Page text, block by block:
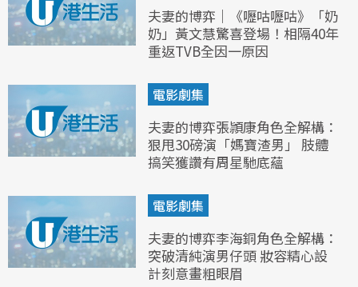
夫妻的博弈｜《嚦咕嚦咕》「奶
奶」黃文慧驚喜登場！相隔40年
重返TVB全因一原因
電影劇集
夫妻的博弈張頴康角色全解構：
狠甩30磅演「媽寶渣男」 肢體
搞笑獲讚有周星馳底蘊
電影劇集
夫妻的博弈李海銅角色全解構：
突破清純演男仔頭 妝容精心設
計刻意畫粗眼眉